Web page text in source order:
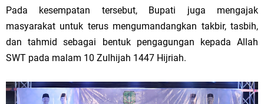
Pada kesempatan tersebut, Bupati juga mengajak
masyarakat untuk terus mengumandangkan takbir, tasbih,
dan tahmid sebagai bentuk pengagungan kepada Allah
SWT pada malam 10 Zulhijah 1447 Hijriah.